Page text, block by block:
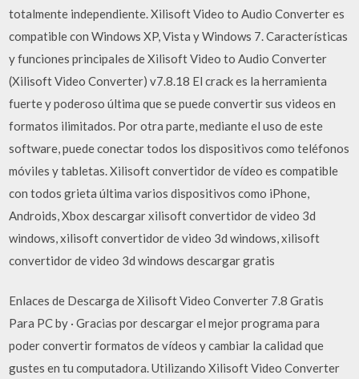
totalmente independiente. Xilisoft Video to Audio Converter es
compatible con Windows XP, Vista y Windows 7. Características
y funciones principales de Xilisoft Video to Audio Converter
(Xilisoft Video Converter) v7.8.18 El crack es la herramienta
fuerte y poderoso última que se puede convertir sus videos en
formatos ilimitados. Por otra parte, mediante el uso de este
software, puede conectar todos los dispositivos como teléfonos
móviles y tabletas. Xilisoft convertidor de vídeo es compatible
con todos grieta última varios dispositivos como iPhone,
Androids, Xbox descargar xilisoft convertidor de video 3d
windows, xilisoft convertidor de video 3d windows, xilisoft
convertidor de video 3d windows descargar gratis
Enlaces de Descarga de Xilisoft Video Converter 7.8 Gratis
Para PC by · Gracias por descargar el mejor programa para
poder convertir formatos de vídeos y cambiar la calidad que
gustes en tu computadora. Utilizando Xilisoft Video Converter